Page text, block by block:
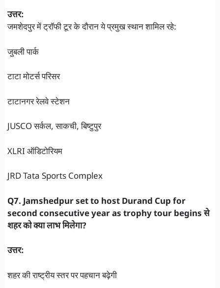
उत्तर:
जमशेदपुर में ट्रॉफी टूर के दौरान ये प्रमुख स्थान शामिल रहे:
जुबली पार्क
टाटा मोटर्स परिसर
टाटानगर रेलवे स्टेशन
JUSCO सर्कल, साकची, बिष्टुपुर
XLRI ऑडिटोरियम
JRD Tata Sports Complex
Q7. Jamshedpur set to host Durand Cup for
second consecutive year as trophy tour begins से
शहर को क्या लाभ मिलेगा?
उत्तर:
शहर की राष्ट्रीय स्तर पर पहचान बढ़ेगी